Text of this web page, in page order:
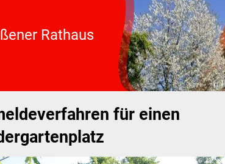
Rathaus
für einen